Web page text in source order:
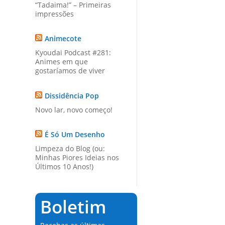
“Tadaima!” – Primeiras
impressões
Animecote
Kyoudai Podcast #281:
Animes em que
gostaríamos de viver
Dissidência Pop
Novo lar, novo começo!
É Só Um Desenho
Limpeza do Blog (ou:
Minhas Piores Ideias nos
Últimos 10 Anos!)
Boletim